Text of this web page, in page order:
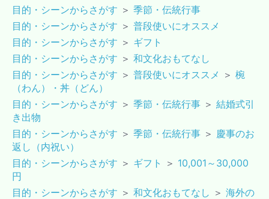
目的・シーンからさがす ＞ 季節・伝統行事
目的・シーンからさがす ＞ 普段使いにオススメ
目的・シーンからさがす ＞ ギフト
目的・シーンからさがす ＞ 和文化おもてなし
目的・シーンからさがす ＞ 普段使いにオススメ ＞ 椀
（わん）・丼（どん）
目的・シーンからさがす ＞ 季節・伝統行事 ＞ 結婚式引
き出物
目的・シーンからさがす ＞ 季節・伝統行事 ＞ 慶事のお
返し（内祝い）
目的・シーンからさがす ＞ ギフト ＞ 10,001～30,000
円
目的・シーンからさがす ＞ 和文化おもてなし ＞ 海外の